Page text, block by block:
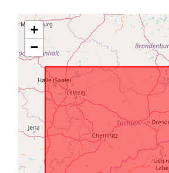
+
−